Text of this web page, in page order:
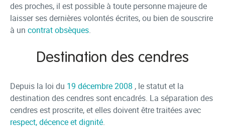
des proches, il est possible à toute personne majeure de
laisser ses dernières volontés écrites, ou bien de souscrire
à un contrat obsèques.
Destination des cendres
Depuis la loi du 19 décembre 2008 , le statut et la
destination des cendres sont encadrés. La séparation des
cendres est proscrite, et elles doivent être traitées avec
respect, décence et dignité.